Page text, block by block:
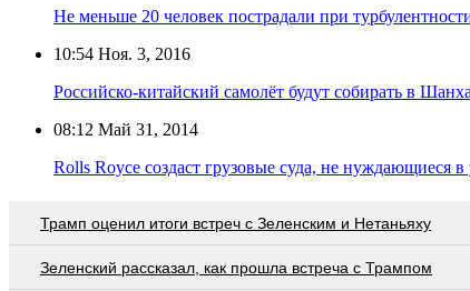
Не меньше 20 человек пострадали при
10:54 Ноя. 3, 2016
Российско-китайский самолёт будут собирать в
08:12 Май 31, 2014
Rolls Royce создаст грузовые суда, не нуждающиеся в
Трамп оценил итоги встреч с Зеленским и Нетаньяху
Зеленский рассказал, как прошла встреча с Трампом